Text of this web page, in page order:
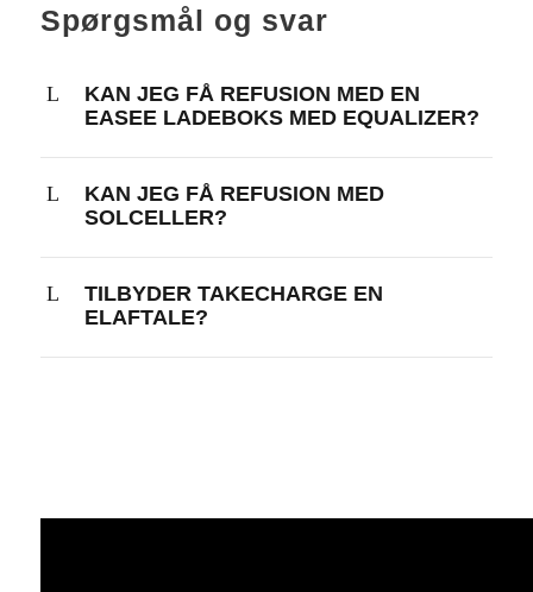
Spørgsmål og svar
KAN JEG FÅ REFUSION MED EN
EASEE LADEBOKS MED EQUALIZER?
KAN JEG FÅ REFUSION MED
SOLCELLER?
TILBYDER TAKECHARGE EN
ELAFTALE?